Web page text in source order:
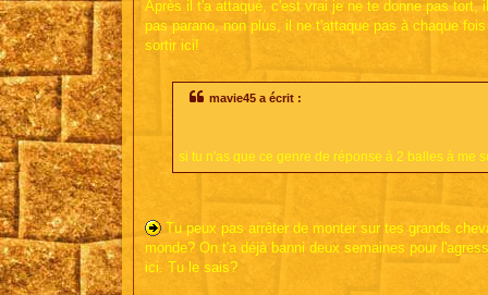
Après il t'a attaqué, c'est vrai je ne te donne pas tort,
pas parano, non plus, il ne t'attaque pas à chaque
sortir ici!
mavie45 a écrit :
si tu n'as que ce genre de réponse à 2 balles à me
Tu peux pas arrêter de monter sur tes grands
monde? On t'a déjà banni deux semaines pour
ici. Tu le sais?